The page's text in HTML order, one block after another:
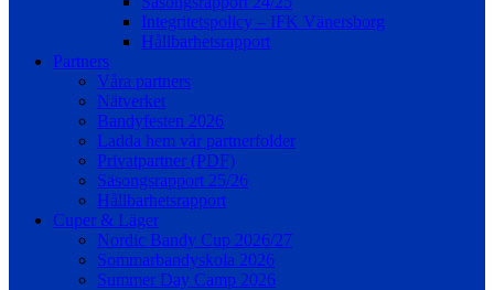
Integritetspolicy – IFK Vänersborg
Hållbarhetsrapport
Partners
Våra partners
Nätverket
Bandyfesten 2026
Ladda hem vår partnerfolder
Privatpartner (PDF)
Säsongsrapport 25/26
Hållbarhetsrapport
Cuper & Läger
Nordic Bandy Cup 2026/27
Sommarbandyskola 2026
Summer Day Camp 2026